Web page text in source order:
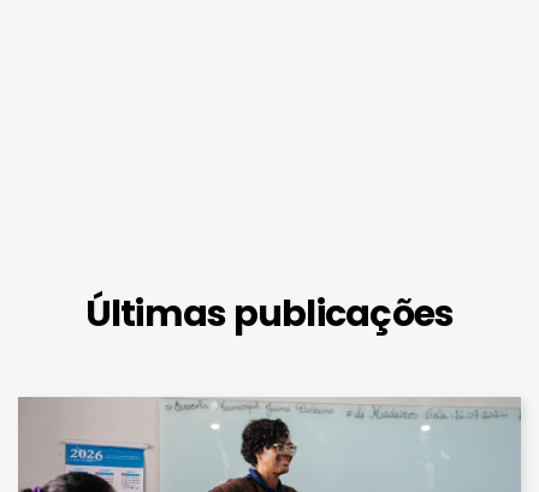
Últimas publicações